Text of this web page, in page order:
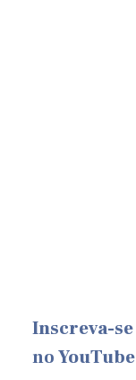
Inscreva-se
noYouTube